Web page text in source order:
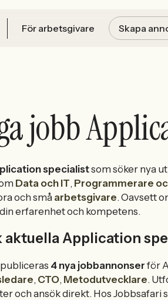
För arbetsgivare Skapa
jobb
specialistsom söker nya
Data och IT, Programmerare
och små arbetsgivare. Oavsett
erfarenhet och kompetens.
aktuella Application
4 nya jobbannonser för
, CTO, Metodutvecklare.
och ansök direkt. Hos Jobbsafari